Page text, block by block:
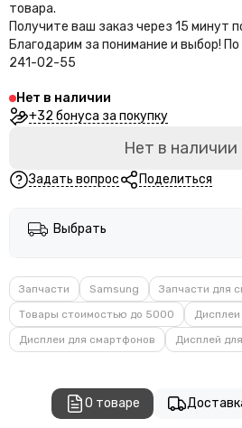
товара.
Получите ваш заказ через 15 минут
Благодарим за понимание и выбор!
241-02-55
Нет в наличии
+32 бонуса за покупку
Нет в наличии
Задать вопрос Поделиться
Выбрать
Запчасти Samsung
Запчасти для
Товары стоимостью до 5000
Дисплеи для смартфонов
Дисплей
О товаре